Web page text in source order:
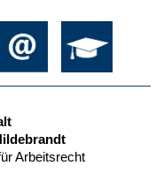
Arbeitsrecht